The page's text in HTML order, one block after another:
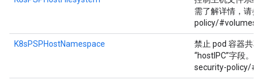
需了解详情，请
policy/#volumes-
K8sPSPHostNamespace
禁止 pod 容器共享
“hostIPC”字段。
security-policy/